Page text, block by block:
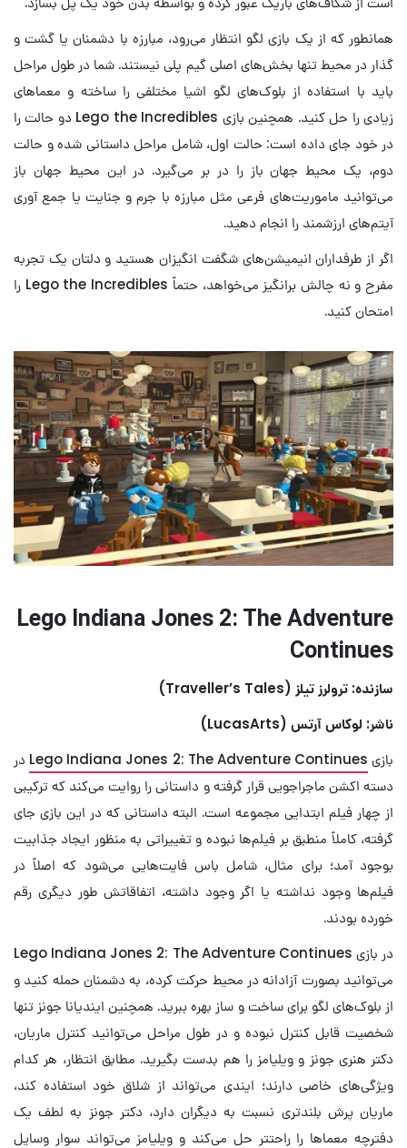
همانطور که از یک بازی لگو انتظار می‌رود، مبارزه با دشمنان یا گشت و
گذار در محیط تنها بخش‌های اصلی گیم پلی نیستند. شما در طول مراحل
باید با استفاده از بلوک‌های لگو اشیا مختلفی را ساخته و معماهای
زیادی را حل کنید. همچنین بازی Lego the Incredibles دو حالت را
در خود جای داده است: حالت اول، شامل مراحل داستانی شده و حالت
دوم، یک محیط جهان باز را در بر می‌گیرد. در این محیط جهان باز
می‌توانید ماموریت‌های فرعی مثل مبارزه با جرم و جنایت یا جمع آوری
آیتم‌های ارزشمند را انجام دهید.
اگر از طرفداران انیمیشن‌های شگفت انگیزان هستید و دلتان یک تجربه
مفرح و نه چالش برانگیز می‌خواهد، حتماً Lego the Incredibles را
امتحان کنید.
Lego Indiana Jones 2: The Adventure
Continues
سازنده: ترولرز تیلز (Traveller’s Tales)
ناشر: لوکاس آرتس (LucasArts)
بازی Lego Indiana Jones 2: The Adventure Continues در
دسته اکشن ماجراجویی قرار گرفته و داستانی را روایت می‌کند که ترکیبی
از چهار فیلم ابتدایی مجموعه است. البته داستانی که در این بازی جای
گرفته، کاملاً منطبق بر فیلم‌ها نبوده و تغییراتی به منظور ایجاد جذابیت
بوجود آمد؛ برای مثال، شامل باس فایت‌هایی می‌شود که اصلاً در
فیلم‌ها وجود نداشته یا اگر وجود داشته، اتفاقاتش طور دیگری رقم
خورده بودند.
در بازی Lego Indiana Jones 2: The Adventure Continues
می‌توانید بصورت آزادانه در محیط حرکت کرده، به دشمنان حمله کنید و
از بلوک‌های لگو برای ساخت و ساز بهره ببرید. همچنین ایندیانا جونز تنها
شخصیت قابل کنترل نبوده و در طول مراحل می‌توانید کنترل ماریان،
دکتر هنری جونز و ویلیامز را هم بدست بگیرید. مطابق انتظار، هر کدام
ویژگی‌های خاصی دارند؛ ایندی می‌تواند از شلاق خود استفاده کند،
ماریان پرش بلندتری نسبت به دیگران دارد، دکتر جونز به لطف یک
دفترچه معماها را راحتتر حل می‌کند و ویلیامز می‌تواند سوار وسایل